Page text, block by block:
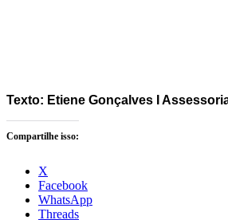
Texto: Etiene Gonçalves I
Compartilhe isso:
X
Facebook
WhatsApp
Threads